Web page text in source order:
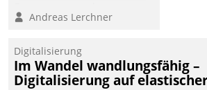
Softwareentwicklungshaus
Andreas Lerchner
Digitalisierung
Im Wandel wandlungsfähig –
Digitalisierung auf